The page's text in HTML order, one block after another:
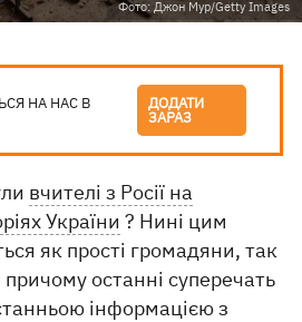
Фото: Джон Мур/Getty Images
НА НАС В ДОДАТИ
ЗАРАЗ
вчителі з Росії на
України ? Нині цим
як прості громадяни, так
причому останні суперечать
інформацією з